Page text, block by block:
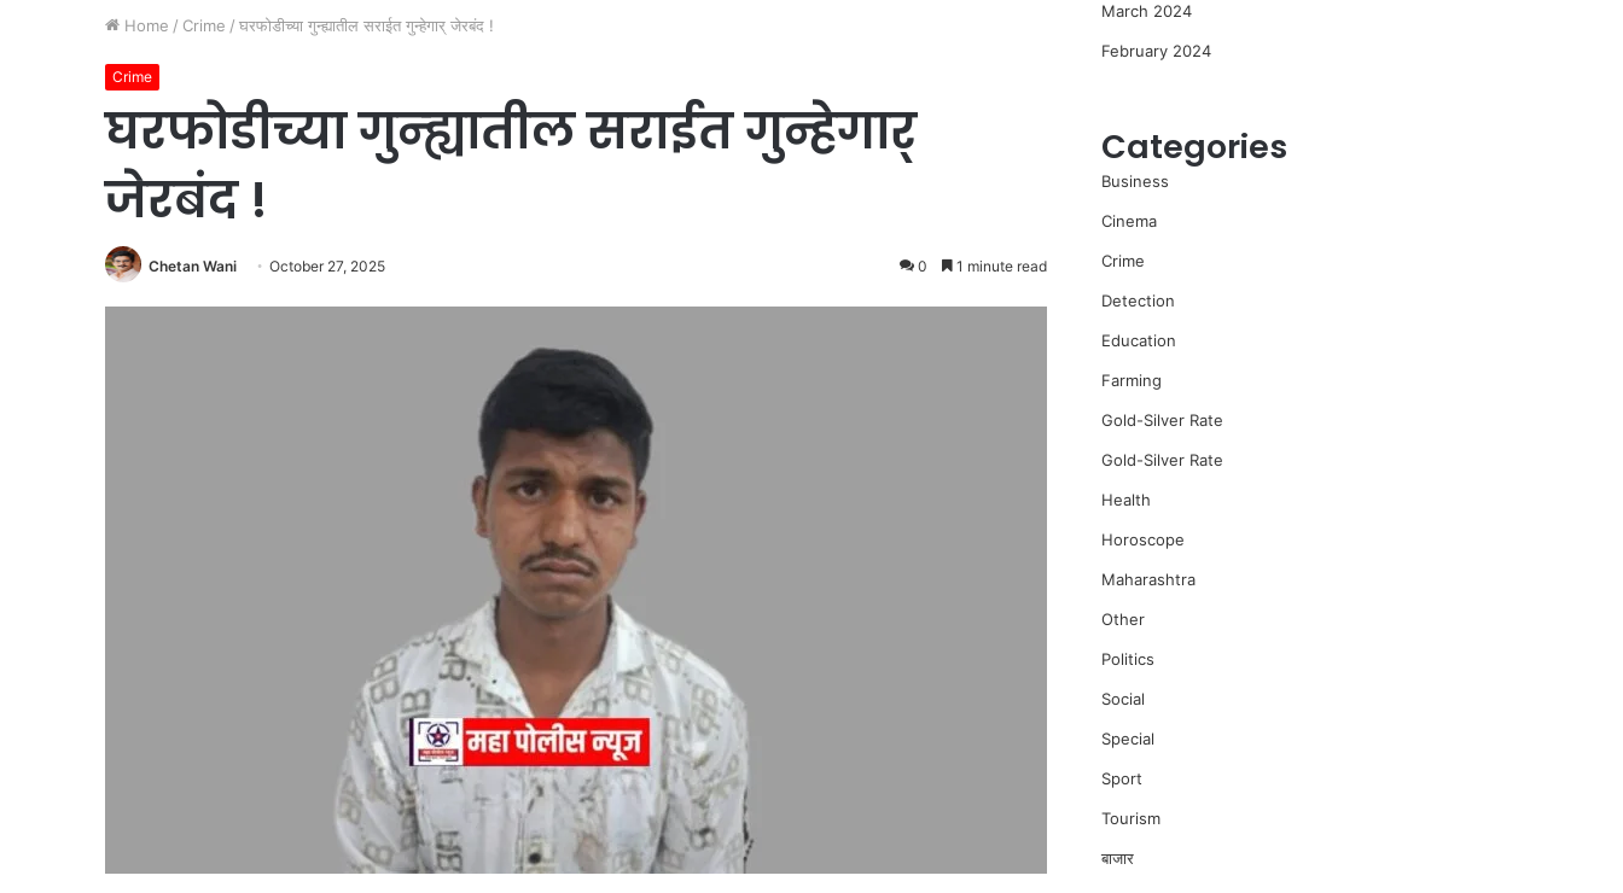
Home / Crime / घरफोडीच्या गुन्ह्यातील सराईत गुन्हेगार् जेरबंद !
Crime
घरफोडीच्या गुन्ह्यातील सराईत गुन्हेगार्
जेरबंद !
Chetan Wani October 27, 2025 0 1 minute read
March 2024
February 2024
Categories
Business
Cinema
Crime
Detection
Education
Farming
Gold-Silver Rate
Gold-Silver Rate
Health
Horoscope
Maharashtra
Other
Politics
Social
Special
Sport
Tourism
बाजार